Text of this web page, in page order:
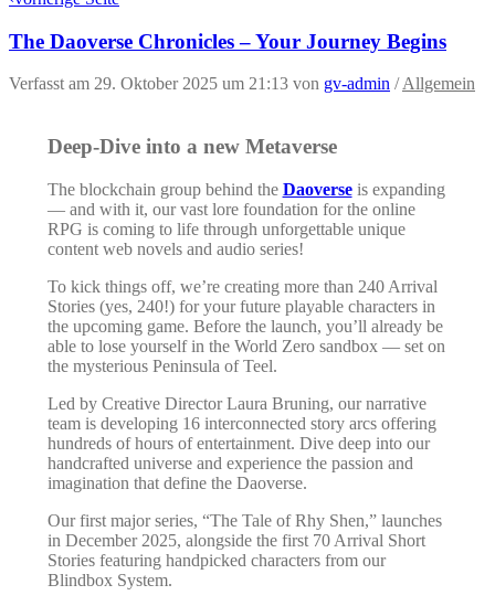
The Daoverse Chronicles – Your Journey Begins
Verfasst am 29. Oktober 2025 um 21:13 von gv-admin /Allgemein
Deep-Dive into a new Metaverse
The blockchain group behind the Daoverseis expanding
— and with it, our vast lore foundation for the online
RPG is coming to life through unforgettable unique
content web novels and audio series!
To kick things off, we’re creating more than 240 Arrival
Stories (yes, 240!) for your future playable characters in
the upcoming game. Before the launch, you’ll already be
able to lose yourself in the World Zero sandbox — set on
the mysterious Peninsula of Teel.
Led by Creative Director Laura Bruning, our narrative
team is developing 16 interconnected story arcs offering
hundreds of hours of entertainment. Dive deep into our
handcrafted universe and experience the passion and
imagination that define the Daoverse.
Our first major series, “The Tale of Rhy Shen,” launches
in December 2025, alongside the first 70 Arrival Short
Stories featuring handpicked characters from our
Blindbox System.